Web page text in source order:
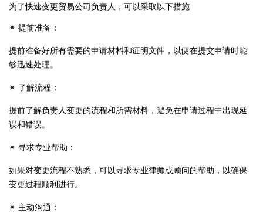
为了快速变更贸易公司负责人，可以采取以下措施
✴ 提前准备：
提前准备好所有需要的申请材料和证明文件，以便在提交申请时能
够迅速处理。
✴ 了解流程：
提前了解负责人变更的流程和所需材料，避免在申请过程中出现延
误和错误。
✴ 寻求专业帮助：
如果对变更流程不熟悉，可以寻求专业律师或顾问的帮助，以确保
变更过程顺利进行。
✴ 主动沟通：